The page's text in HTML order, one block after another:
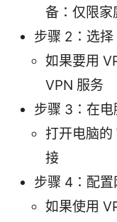
备：仅限家
步骤 2：选择
如果要用
VPN 服务
步骤 3：在
打开电脑
接
步骤 4：配
如果使用